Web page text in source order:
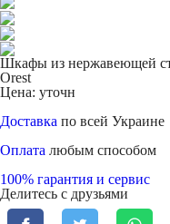
Шкафы из нержавеющей
Orest
Цена: уточн
Доставка по всей Украине
Оплата любым способом
100% гарантия и сервис
Делитесь с друзьями